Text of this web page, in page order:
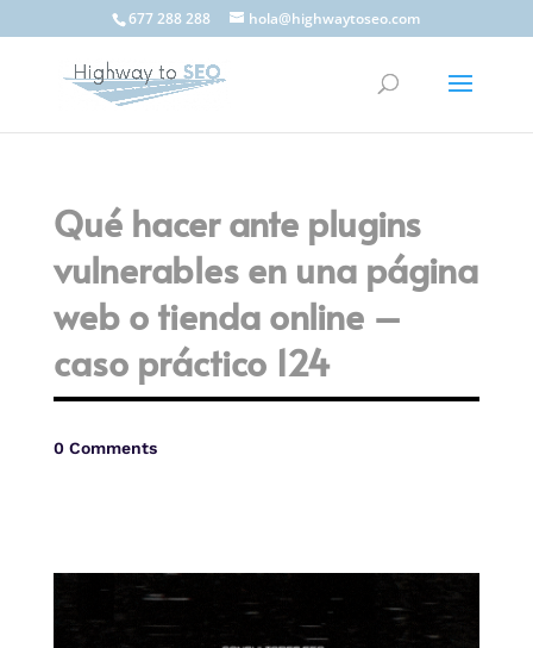
677 288 288 hola@highwaytoseo.com
Qué hacer ante plugins
vulnerables en una página
web o tienda online –
caso práctico 124
0 Comments